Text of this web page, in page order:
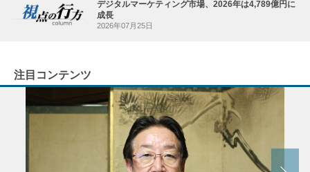
デジタルマーケティング市場、2026年は4,789億円に
成長
2026年07月25日
注目コンテンツ